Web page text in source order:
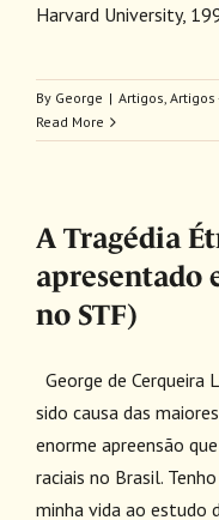
Harvard University,
By George | Artigos Artigos
Read More
A Tragédia
apresentado
no STF)
George de
sido causa das
enorme apreensão
raciais no Brasil.
minha vida ao estudo